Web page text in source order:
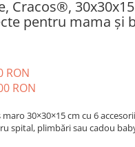
Cracos®,
pentru mama și
RON
RON
30×30×15 cm cu 6
spital, plimbări sau cadou